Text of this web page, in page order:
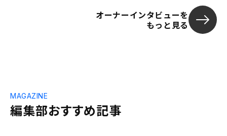
オーナーインタビューを
もっと見る
編集部おすすめ記事
MAGAZINE